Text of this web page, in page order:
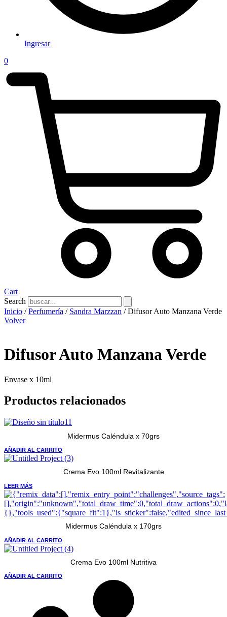
Ingresar
0
Cart
Search
Inicio /Perfumería / Sandra Marzzan / Difusor Auto Manzana Verde
Volver
Difusor Auto Manzana Verde
Envase x 10ml
Productos relacionados
Midermus Caléndula x 70grs
AÑADIR AL CARRITO
Crema Evo 100ml Revitalizante
LEER MÁS
Midermus Caléndula x 170grs
AÑADIR AL CARRITO
Crema Evo 100ml Nutritiva
AÑADIR AL CARRITO